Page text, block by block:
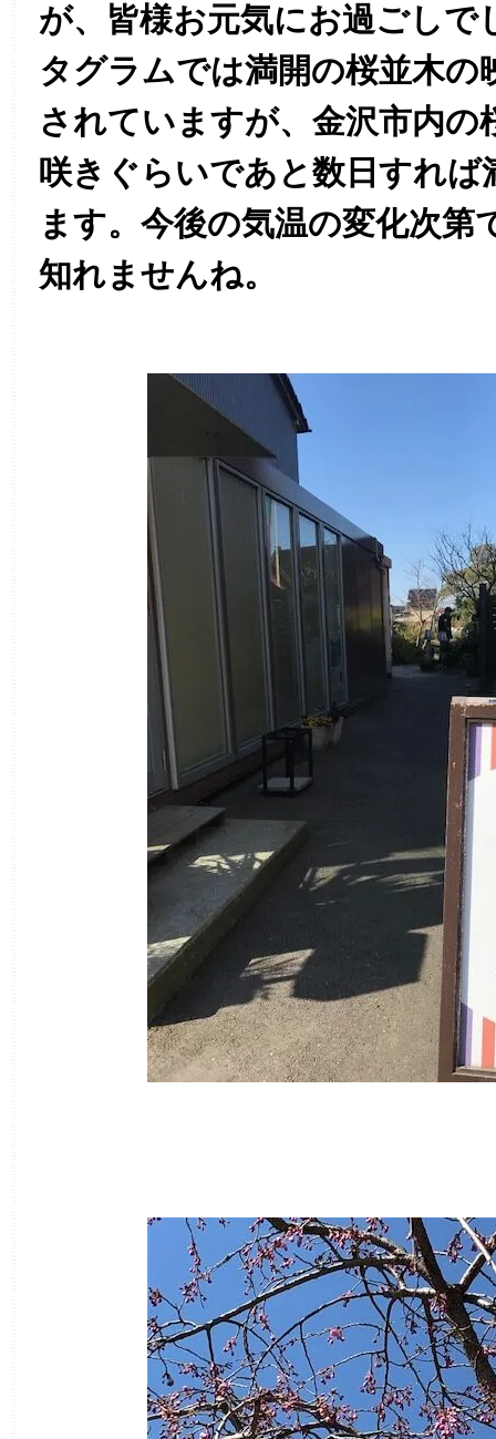
が、皆様お元気にお過ごしで
タグラムでは満開の桜並木の
されていますが、金沢市内の
咲きぐらいであと数日すれば
ます。今後の気温の変化次第
知れませんね。